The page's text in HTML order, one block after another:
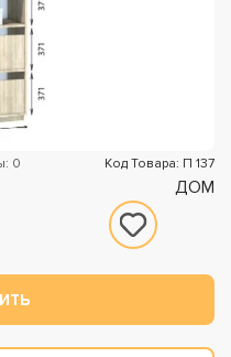
0 Код Товара: П 137
ДОМ